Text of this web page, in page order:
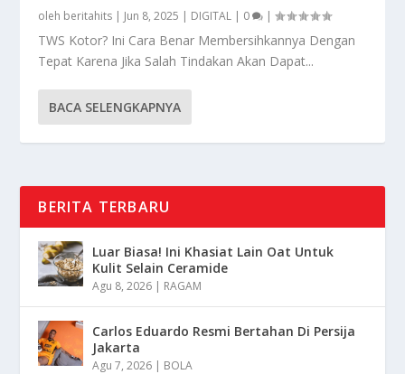
oleh beritahits | Jun 8, 2025 | DIGITAL | 0 |
TWS Kotor? Ini Cara Benar Membersihkannya Dengan
Tepat Karena Jika Salah Tindakan Akan Dapat...
BACA SELENGKAPNYA
BERITA TERBARU
Luar Biasa! Ini Khasiat Lain Oat Untuk
Kulit Selain Ceramide
Agu 8, 2026 | RAGAM
Carlos Eduardo Resmi Bertahan Di Persija
Jakarta
Agu 7, 2026 | BOLA